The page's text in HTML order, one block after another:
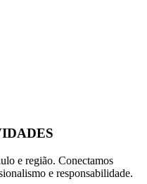
e região. Conectamos
e responsabilidade.